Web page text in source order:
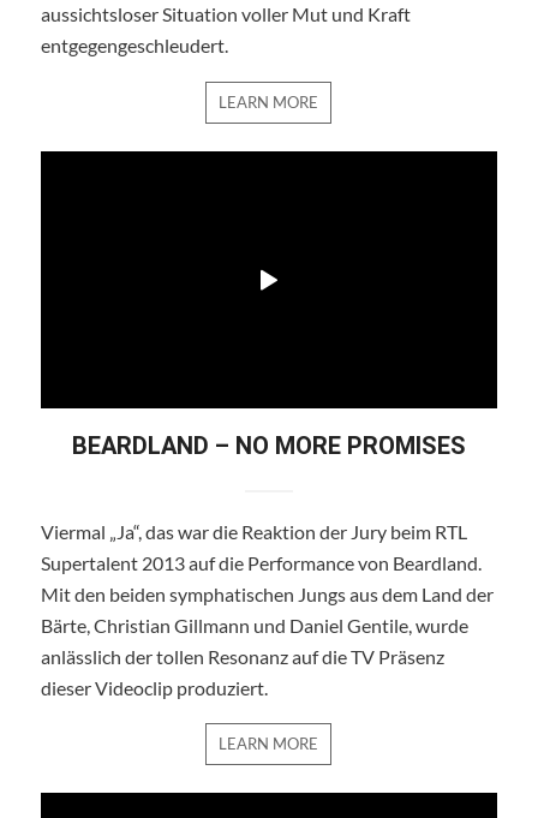
aussichtsloser Situation voller Mut und Kraft
entgegengeschleudert.
LEARN MORE
BEARDLAND – NO MORE PROMISES
Viermal „Ja“, das war die Reaktion der Jury beim RTL
Supertalent 2013 auf die Performance von Beardland.
Mit den beiden symphatischen Jungs aus dem Land der
Bärte, Christian Gillmann und Daniel Gentile, wurde
anlässlich der tollen Resonanz auf die TV Präsenz
dieser Videoclip produziert.
LEARN MORE